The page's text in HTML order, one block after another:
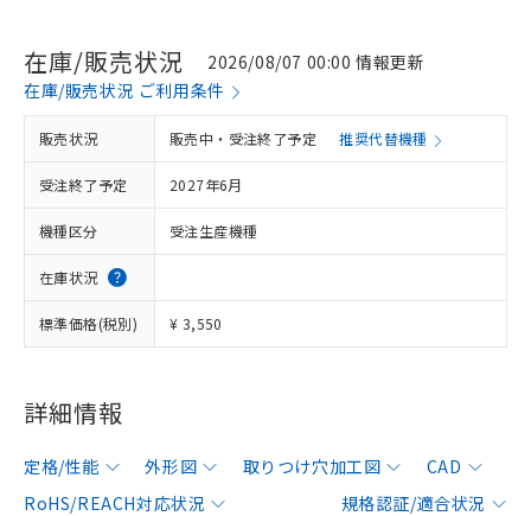
在庫/販売状況
2026/08/07 00:00 情報更新
在庫/販売状況 ご利用条件
販売状況 販売中・受注終了予定 推奨代替機種
受注終了予定 2027年6月
機種区分 受注生産機種
在庫状況
標準価格(税別) ¥ 3,550
詳細情報
定格/性能 外形図 取りつけ穴加工図
CAD
RoHS/REACH対応状況
規格認証/適合状況